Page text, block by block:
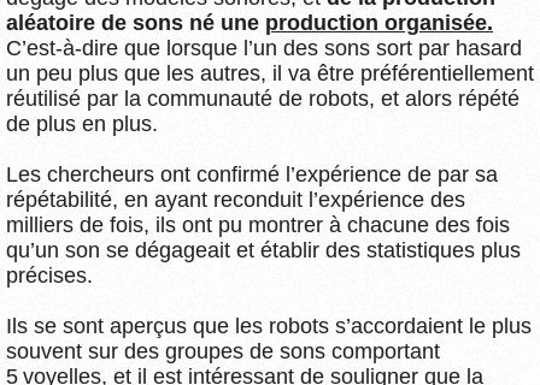
aléatoire de sons né une production organisée.
C’est-à-dire que lorsque l’un des sons sort par hasard
un peu plus que les autres, il va être préférentiellement
réutilisé par la communauté de robots, et alors répété
de plus en plus.
Les chercheurs ont confirmé l’expérience de par sa
répétabilité, en ayant reconduit l’expérience des
milliers de fois, ils ont pu montrer à chacune des fois
qu’un son se dégageait et établir des statistiques plus
précises.
Ils se sont aperçus que les robots s’accordaient le plus
souvent sur des groupes de sons comportant
5 voyelles, et il est intéressant de souligner que la